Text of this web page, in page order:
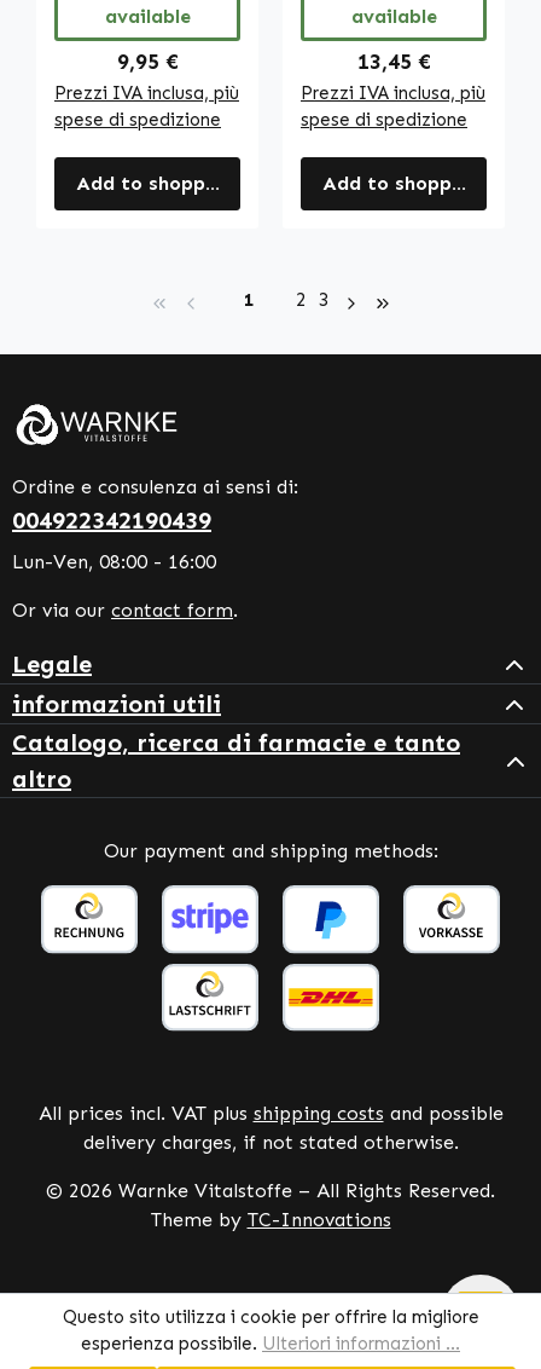
available
Regular price:
9,95 €
Prezzi IVA inclusa, più
spese di spedizione
Add to shopping cart
available
Regular price:
13,45 €
Prezzi IVA inclusa, più
spese di spedizione
Add to shopping cart
Page
1 Page
2 Page
3
Ordine e consulenza ai sensi di:
004922342190439
Lun-Ven, 08:00 - 16:00
Or via our contact form.
Legale
informazioni utili
Catalogo, ricerca di farmacie e tanto
altro
Our payment and shipping methods:
All prices incl. VAT plus shipping costs and possible
delivery charges, if not stated otherwise.
© 2026 Warnke Vitalstoffe – All Rights Reserved.
Theme by TC-Innovations
Questo sito utilizza i cookie per offrire la migliore
esperienza possibile. Ulteriori informazioni ...